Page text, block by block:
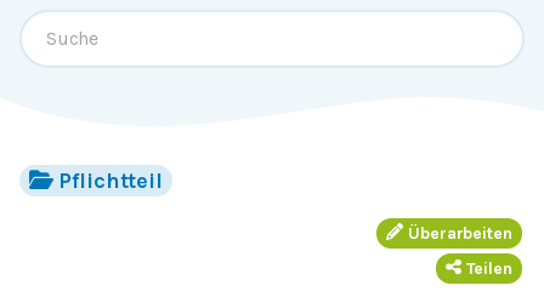
Pflichtteil
Überarbeiten
Teilen